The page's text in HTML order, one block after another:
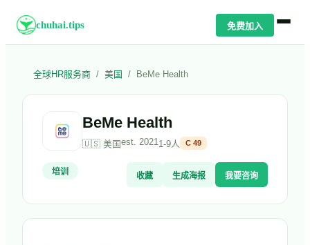
chuhai.tips 免费加入
全球HR服务商 / 美国 / BeMe Health
BeMe Health
🇺🇸 美国est. 2021 1-9人 C 49
培训 收藏 生成海报 我要咨询